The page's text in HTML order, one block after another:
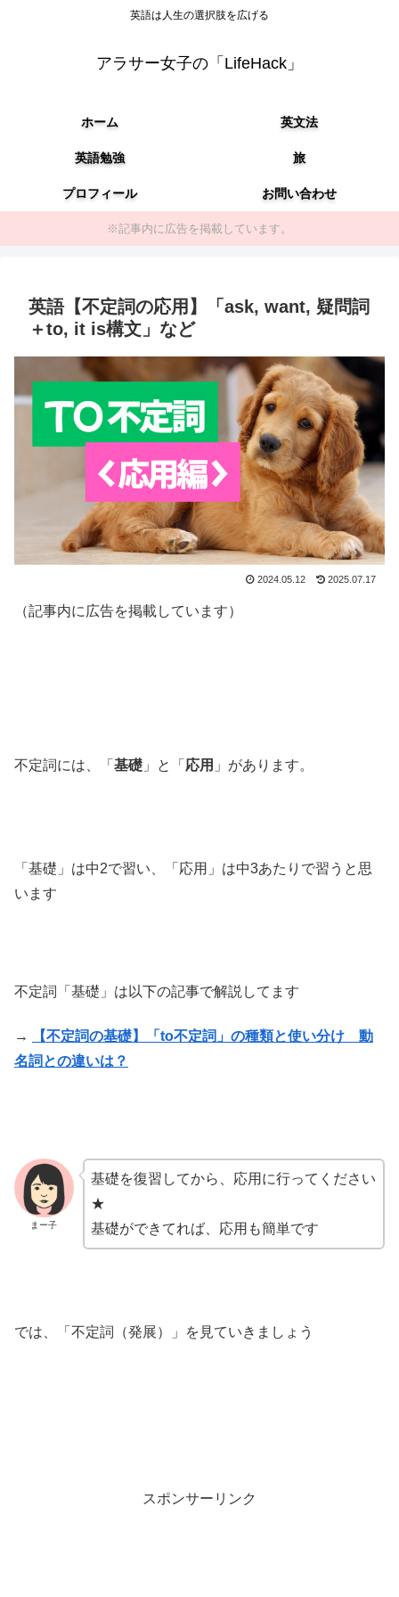
英語は人生の選択肢を広げる
アラサー女子の「LifeHack」
ホーム 英文法
英語勉強 旅
プロフィール お問い合わせ
※記事内に広告を掲載しています。
英語【不定詞の応用】「ask, want, 疑問詞
＋to, it is構文」など
2024.05.12 2025.07.17
（記事内に広告を掲載しています）
不定詞には、「 基礎 」と「 応用 」があります。
「基礎」は中2で習い、「応用」は中3あたりで習うと思
います
不定詞「基礎」は以下の記事で解説してます
→
【不定詞の基礎】「to不定詞」の種類と使い分け 動
名詞との違いは？
まー子
基礎を復習してから、応用に行ってください
★
基礎ができてれば、応用も簡単です
では、「不定詞（発展）」を見ていきましょう
スポンサーリンク